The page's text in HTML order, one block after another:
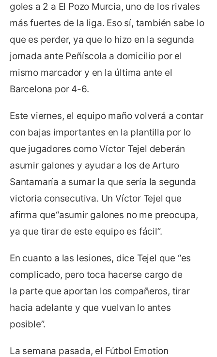
goles a 2 a El Pozo Murcia, uno de los rivales
más fuertes de la liga. Eso sí, también sabe lo
que es perder, ya que lo hizo en la segunda
jornada ante Peñíscola a domicilio por el
mismo marcador y en la última ante el
Barcelona por 4-6.
Este viernes, el equipo maño volverá a contar
con bajas importantes en la plantilla por lo
que jugadores como Víctor Tejel deberán
asumir galones y ayudar a los de Arturo
Santamaría a sumar la que sería la segunda
victoria consecutiva. Un Víctor Tejel que
afirma que“asumir galones no me preocupa,
ya que tirar de este equipo es fácil”.
En cuanto a las lesiones, dice Tejel que “es
complicado, pero toca hacerse cargo de
la parte que aportan los compañeros, tirar
hacia adelante y que vuelvan lo antes
posible”.
La semana pasada, el Fútbol Emotion